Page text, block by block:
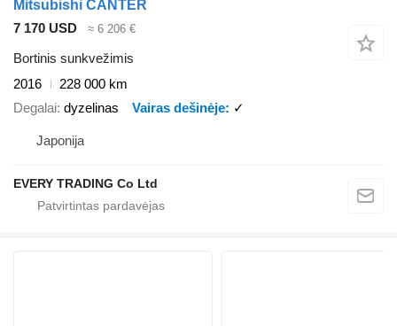
Mitsubishi CANTER
7 170 USD
≈ 6 206 €
Bortinis sunkvežimis
2016
228 000 km
Degalai dyzelinas Vairas dešinėje ✓
Japonija
EVERY TRADING Co Ltd